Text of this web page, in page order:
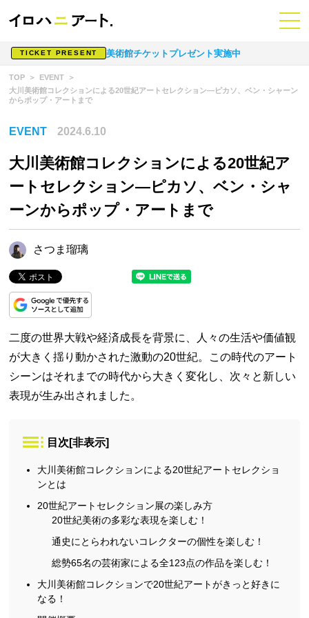
TICKET PRESENT 美術館チケットプレゼント実施中
TOP
EVENT
大川美術館コレクションによる20世紀アートセレクション―ピカソ、ベン・シャーン
からポップ・アートまで
EVENT 2024.6.10
大川美術館コレクションによる20世紀ア
ートセレクション―ピカソ、ベン・シャ
ーンからポップ・アートまで
さつま瑠璃
二度の世界大戦や経済成長を背景に、人々の生活や価値観
が大きく揺り動かされた激動の20世紀。この時代のアート
シーンはそれまでの時代から大きく変化し、次々と新しい
表現が生み出されました。
目次 [非表示]
大川美術館コレクションによる20世紀アートセレクショ
ンとは
20世紀アートセレクション展の楽しみ方
20世紀美術の多彩な表現を楽しむ！
通史にとらわれないコレクターの個性を楽しむ！
総勢65名の芸術家による全123点の作品を楽しむ！
大川美術館コレクションで20世紀アートがきっと好きに
なる！